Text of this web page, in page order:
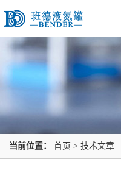
当前位置： 首页 > 技术文章